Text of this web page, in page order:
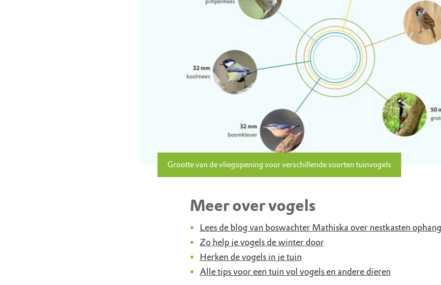
Grootte van de vliegopening voor verschillende soorten tuinvogels
Meer over vogels
Lees de blog van boswachter Mathiska over nestkasten
Zo help je vogels de winter door
Herken de vogels in je tuin
Alle tips voor een tuin vol vogels en andere dieren